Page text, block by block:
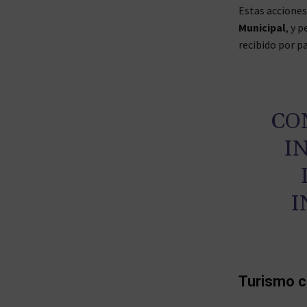
Estas
Municipal, y
recibido por
Turismo